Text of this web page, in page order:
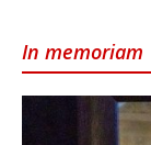
In memoriam